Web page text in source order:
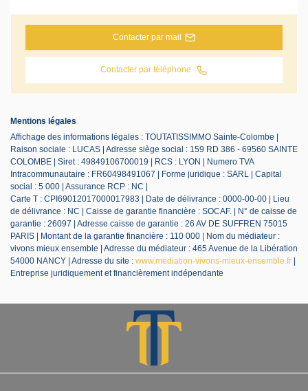
Contacter par mail
Contacter par téléphone
Mentions légales
Affichage des informations légales : TOUTATISSIMMO Sainte-Colombe |
Raison sociale : LUCAS | Adresse siège social : 159 RD 386 - 69560 SAINTE
COLOMBE | Siret : 49849106700019 | RCS : LYON | Numero TVA
Intracommunautaire : FR60498491067 | Forme juridique : SARL | Capital
social : 5 000 | Assurance RCP : NC |
Carte T : CPI69012017000017983 | Date de délivrance : 0000-00-00 | Lieu
de délivrance : NC | Caisse de garantie financière : SOCAF. | N° de caisse de
garantie : 26097 | Adresse caisse de garantie : 26 AV DE SUFFREN 75015
PARIS | Montant de la garantie financière : 110 000 | Nom du médiateur :
vivons mieux ensemble | Adresse du médiateur : 465 Avenue de la Libération
54000 NANCY | Adresse du site : www.mediation-vivons-mieux-ensemble.fr |
Entreprise juridiquement et financièrement indépendante